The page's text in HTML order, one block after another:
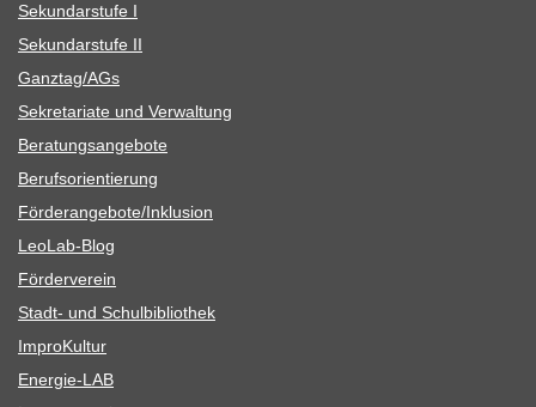
Sekun­dar­stufe I
Sekun­dar­stufe II
Ganztag/​​AGs
Sekre­ta­riate und Verwaltung
Bera­tungs­an­ge­bote
Berufs­ori­en­tie­rung
Förderangebote/​​Inklusion
Leo­Lab-Blog
För­der­ver­ein
Stadt- und Schulbibliothek
Impro­Kul­tur
Ener­­gie-LAB